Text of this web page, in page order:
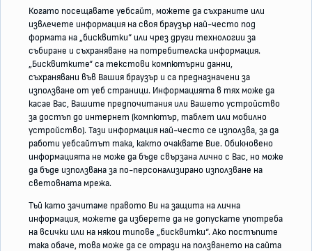
Когато посещавате уебсайт, можете да съхраните или
извлечете информация на своя браузър най-често под
формата на „бисквитки“ или чрез други технологии за
събиране и съхраняване на потребителска информация.
„Бисквитките“ са текстови компютърни данни,
съхранявани във Вашия браузър и са предназначени за
използване от уеб страници. Информацията в тях може да
касае Вас, Вашите предпочитания или Вашето устройство
за достъп до интернет (компютър, таблет или мобилно
устройство). Тази информация най-често се използва, за да
работи уебсайтът така, както очаквате Вие. Обикновено
информацията не може да бъде свързана лично с Вас, но може
да бъде използвана за по-персонализирано използване на
световната мрежа.
Тъй като зачитаме правото Ви на защита на лична
информация, можете да изберете да не допускате употреба
на всички или на някои типове „бисквитки“. Ако постъпите
така обаче, това може да се отрази на ползването на сайта